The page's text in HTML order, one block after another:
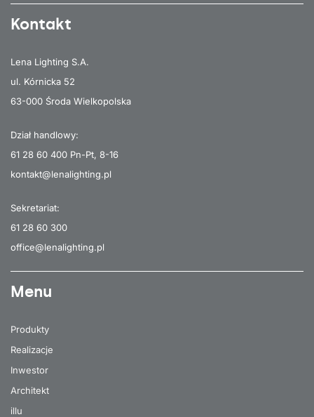
Kontakt
Lena Lighting S.A.
ul. Kórnicka 52
63-000 Środa Wielkopolska
Dział handlowy:
61 28 60 400 Pn-Pt, 8-16
kontakt@lenalighting.pl
Sekretariat:
61 28 60 300
office@lenalighting.pl
Menu
Produkty
Realizacje
Inwestor
Architekt
illu